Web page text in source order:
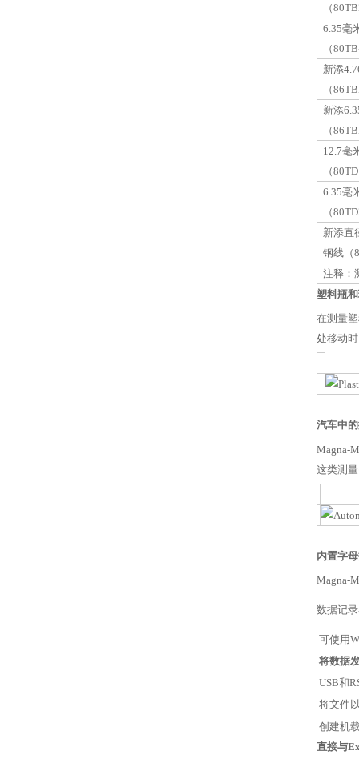
（
6.35毫
（
新添
（
新添
（
12.7毫
（
6.35毫
（
新添直
钢线（
注释：
塑料瓶
在测量
处移动
汽车中
Magna-
这类测
内置字
Magna-
数据记
可使用
将数据
USB和
将文件
创建机
直接与